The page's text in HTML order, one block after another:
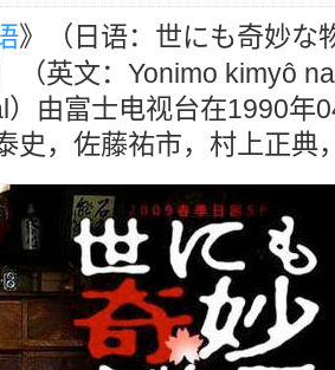
》（日语：世にも奇妙な
（英文：Yonimo kimyô
由富士电视台在1990年
史，佐藤祐市，村上正典